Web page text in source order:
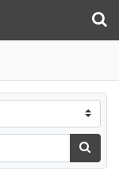
검색하